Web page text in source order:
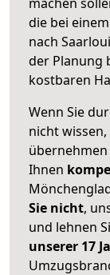
die bei
nach
der Planung
kostbaren
Wenn Sie
nicht
Ihnen
Sie nicht,
und lehnen
unserer 17